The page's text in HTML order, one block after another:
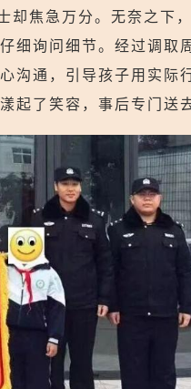
焦急万分。无奈之下
细询问细节。经过调取
沟通，引导孩子用实际
起了笑容，事后专门送